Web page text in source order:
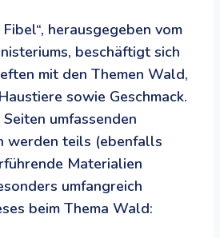
herausgegeben vom
beschäftigt sich
mit den Themen Wald,
sowie Geschmack.
umfassenden
werden teils (ebenfalls
Materialien
umfangreich
beim Thema Wald: